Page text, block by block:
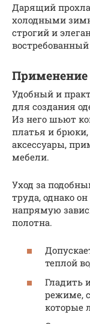
Дарящий
холодными
строгий и
Применение
Удобный и
для создания
Из него шьют
платья и
аксессуары,
мебели.
Уход за
труда, однако
напрямую
полотна.
теплой
Гладить
режиме,
которые